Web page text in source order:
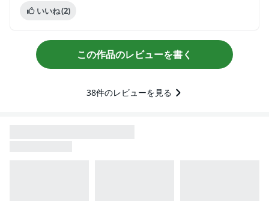
いいね(2)
この作品のレビューを書く
38件のレビューを見る